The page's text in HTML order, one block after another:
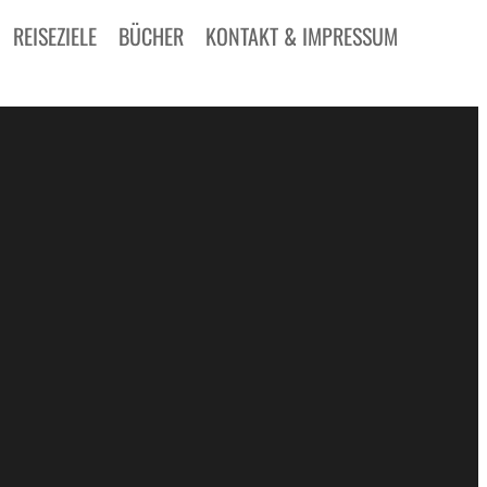
REISEZIELE BÜCHER KONTAKT & IMPRESSUM